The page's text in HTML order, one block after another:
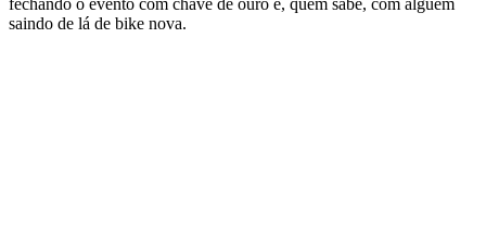
saindo de lá de bike nova.